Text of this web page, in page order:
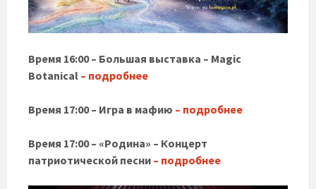
Время 16:00 – Большая выставка – Magic
Botanical – подробнее
Время 17:00 – Игра в мафию – подробнее
Время 17:00 – «Родина» – Концерт
патриотической песни – подробнее